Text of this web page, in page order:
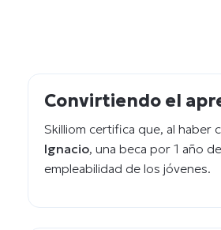
Convirtiendo el
Skilliom certifica que, al haber
Ignacio, una beca por 1 año
empleabilidad de los jóvenes.